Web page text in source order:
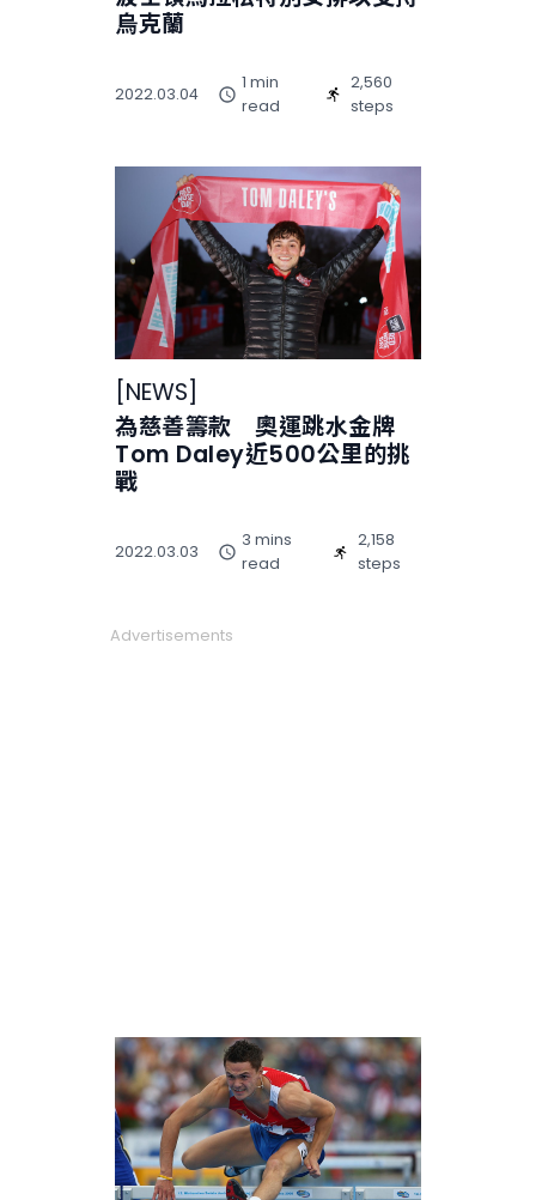
烏克蘭
2022.03.04
1 min
read
2,560
steps
NEWS
為慈善籌款 奧運跳水金牌
Tom Daley近500公里的挑
戰
2022.03.03
3 mins
read
2,158
steps
Advertisements